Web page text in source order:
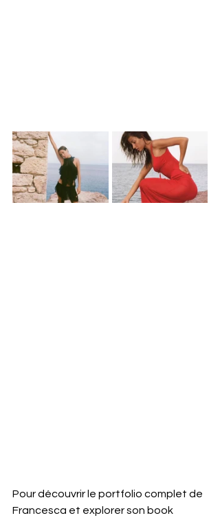
Pour découvrir le portfolio complet de
Francesca et explorer son book